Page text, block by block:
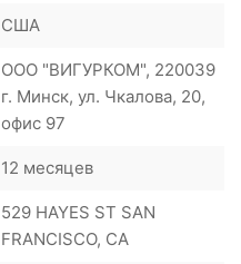
США
ООО "ВИГУРКОМ", 220039
г. Минск, ул. Чкалова, 20,
офис 97
12 месяцев
529 HAYES ST SAN
FRANCISCO, CA